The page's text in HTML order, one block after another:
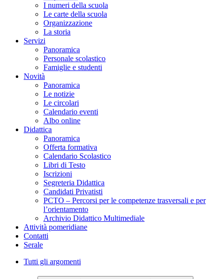
I numeri della scuola
Le carte della scuola
Organizzazione
La storia
Servizi
Panoramica
Personale scolastico
Famiglie e studenti
Novità
Panoramica
Le notizie
Le circolari
Calendario eventi
Albo online
Didattica
Panoramica
Offerta formativa
Calendario Scolastico
Libri di Testo
Iscrizioni
Segreteria Didattica
Candidati Privatisti
PCTO – Percorsi per le competenze trasversali e per
l’orientamento
Archivio Didattico Multimediale
Attività pomeridiane
Contatti
Serale
Tutti gli argomenti